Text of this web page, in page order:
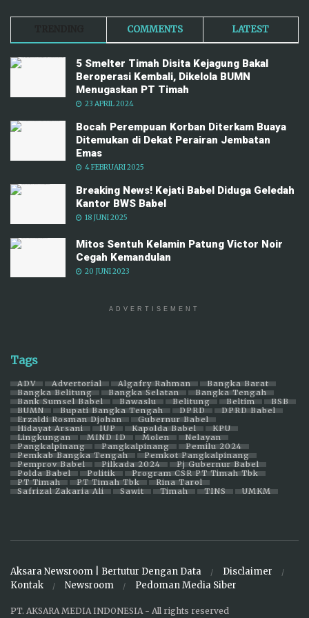
COMMENTS LATEST
5 Smelter Timah Disita Kejagung Bakal
Beroperasi Kembali, Dikelola BUMN
Menugaskan PT Timah
23 APRIL 2024
Bocah Perempuan Korban Diterkam Buaya
Ditemukan di Dekat Perairan Jembatan
Emas
4 FEBRUARI 2025
Breaking News! Kejati Babel Diduga Geledah
Kantor BWS Babel
18 JUNI 2025
Mitos Sentuh Kelamin Patung Victor Noir
Cegah Kemandulan
20 JUNI 2023
ADVERTISEMENT
Tags
ADV Advertorial Algafry Rahman
Bangka Barat
Bangka Belitung
Bangka Selatan
Bangka Tengah
Bank Sumsel Babel
Bawaslu Belitung Beltim
BSB
BUMN
Bupati Bangka Tengah DPRD
DPRD Babel
Erzaldi Rosman Djohan
Gubernur Babel
Hidayat Arsani
IUP Kapolda Babel
KPU
Lingkungan
MIND ID Molen
Nelayan
Pangkalpinang
Pangkalpinang
Pemilu 2024
Pemkab Bangka Tengah
Pemkot Pangkalpinang
Pemprov Babel
Pilkada 2024
Pj Gubernur Babel
Polda Babel
Politik
Program CSR PT Timah Tbk
PT Timah
PT Timah Tbk
Rina Tarol
Safrizal Zakaria Ali
Sawit Timah TINS UMKM
Aksara Newsroom | Bertutur Dengan Data
Disclaimer
Kontak
Newsroom Pedoman Media Siber
PT. AKSARA MEDIA INDONESIA - All rights reserved